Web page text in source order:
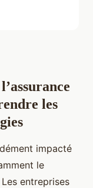
les
impacté
le
entreprises